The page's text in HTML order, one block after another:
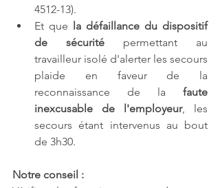
4512-13).
Et que la défaillance du dispositif
de sécurité permettant au
travailleur isolé d'alerter les secours
plaide en faveur de la
reconnaissance de la faute
inexcusable de l'employeur, les
secours étant intervenus au bout
de 3h30.
Notre conseil :